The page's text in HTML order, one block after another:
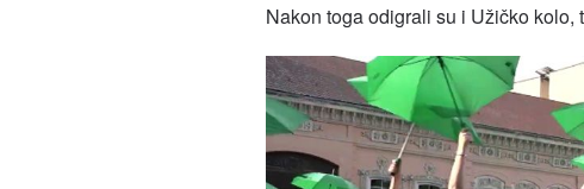
Nakon toga odigrali su i Užičko